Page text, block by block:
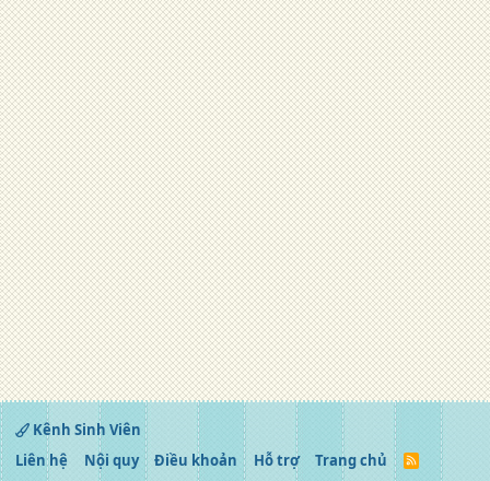
Kênh Sinh Viên
Liên hệ
Nội quy Điều khoản Hỗ trợ Trang chủ
R